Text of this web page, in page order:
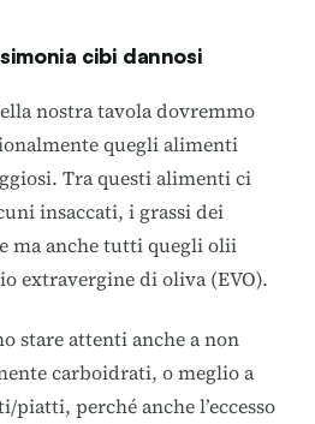
cibi dannosi
nostra tavola dovremmo
quegli alimenti
Tra questi alimenti ci
insaccati, i grassi dei
ma anche tutti quegli olii
extravergine di oliva (EVO).
stare attenti anche a non
carboidrati, o meglio a
perché anche l’eccesso